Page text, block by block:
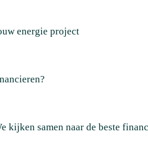
energie project
kijken samen naar de beste